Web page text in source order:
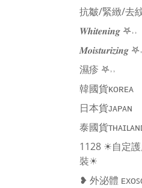
抗皺/緊緻/去
𝑾𝒉𝒊𝒕𝒆𝒏𝒊𝒏𝒈 𖤐˒˒‪‪
𝑴𝒐𝒊𝒔𝒕𝒖𝒓𝒊𝒛𝒊𝒏𝒈
濕疹 𖤐˒˒‪‪
韓國貨ᴋᴏʀᴇᴀ
日本貨ᴊᴀᴘᴀɴ
泰國貨
1128 ☀自定
裝☀
❥ 外泌體